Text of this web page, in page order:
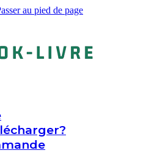
au pied de page